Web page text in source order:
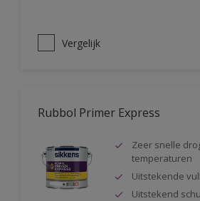
Vergelijk
Rubbol Primer Express
Zeer snelle
temperaturen
Uitstekende
Uitstekend